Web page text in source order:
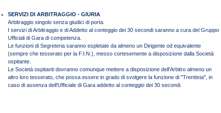
SERVIZI DI ARBITRAGGIO - GIURIA
Arbitraggio singolo senza giudici di porta.
I servizi di Arbitraggio e di Addetto al conteggio dei 30 secondi saranno a cura del Gruppo
Ufficiali di Gara di competenza.
Le funzioni di Segreteria saranno espletate da almeno un Dirigente od equivalente
(sempre che tesserato per la F.I.N.), messo cortesemente a disposizione dalla Società
ospitante.
Le Società ospitanti dovranno comunque mettere a disposizione dell'Arbitro almeno un
altro loro tesserato, che possa essere in grado di svolgere la funzione di "Trentista", in
caso di assenza dell'Ufficiale di Gara addetto al conteggio dei 30 secondi.